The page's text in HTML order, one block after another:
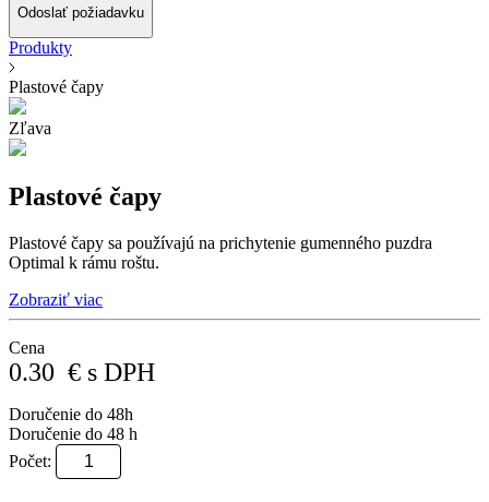
Odoslať požiadavku
Produkty
Plastové čapy
Zľava
Plastové čapy
Plastové čapy sa používajú na prichytenie gumenného puzdra
Optimal k rámu roštu.
Zobraziť viac
Cena
0.30 € s DPH
Doručenie do 48h
Doručenie do 48 h
Počet: